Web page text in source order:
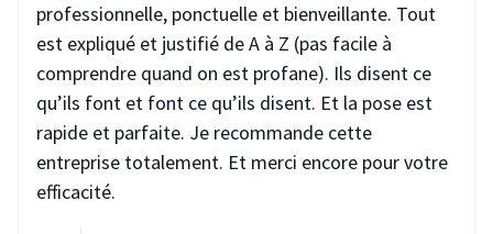
professionnelle, ponctuelle et bienveillante. Tout
est expliqué et justifié de A à Z (pas facile à
comprendre quand on est profane). Ils disent ce
qu’ils font et font ce qu’ils disent. Et la pose est
rapide et parfaite. Je recommande cette
entreprise totalement. Et merci encore pour votre
efficacité.